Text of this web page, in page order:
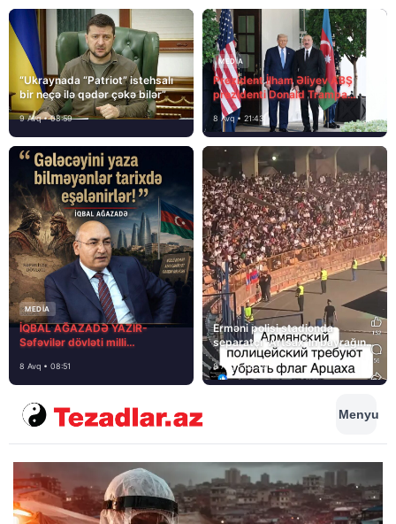
“Ukraynada “Patriot” istehsalı
bir neçə ilə qədər çəkə bilər”
9 Avq • 08:59
MEDİA
Prezident İlham Əliyev ABŞ
prezidenti Donald Trampa
məktubunda yazıb ki…
8 Avq • 21:43
MEDİA
İQBAL AĞAZADƏ YAZIR-
Səfəvilər dövləti milli
8 Avq • 08:51
Erməni polisi stadionda
separatçı “Artsax”ın bayrağını
müsadirə etdi və…
8 Avq • 08:39
Menyu